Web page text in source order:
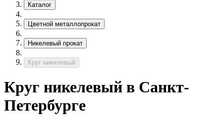
Каталог
Цветной металлопрокат
Никелевый прокат
Круг никелевый
Круг никелевый в Санкт-
Петербурге